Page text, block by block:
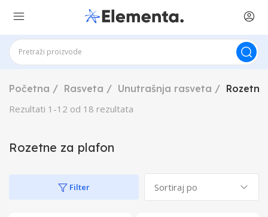
Početna Rasveta Unutrašnja rasveta
Rezultati 1 -12 od 18 rezultata
Rozetne za plafon
Filter